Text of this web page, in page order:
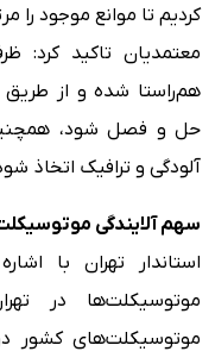
کردیم تا موانع موجود را
معتمدیان تاکید کرد:
هم‌راستا شده و از
حل و فصل شود،
آلودگی و ترافیک اتخاذ
سهم آلایندگی
استاندار تهران با
موتوسیکلت‌های کشور